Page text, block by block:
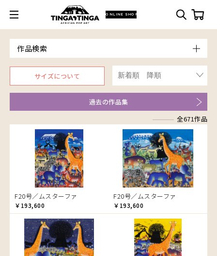
ONLINE SHOP
作品検索
Model
青空
朝焼け
家
イノシシ
イボイノシシ
イルカ
インパラ
うさぎ
お祭り
音楽
カエル
かくれんぼ
～￥10,000
￥30,001～40,000
￥40,001～60,000
￥60,001～80,000
￥80,001～100,000
￥100,001～
Artist
ア行
アウスィー
アキリ
アグネス
アジャバ
アダム
アダムス
アパイ
アバス
アブー
アブダラ
カケパ
カッシム
ガヨ
カンビリ
ゴッドフレイ
コルンバ
サイディ
ザチ
サビティ
サランゲ
サンデイ
サンデイビッタ
シャハ
シャバーニ
チャド
チャリンダ
チワヤ
ドゥケ
ドサ
ナココ
ハッサーニ
ベッカー
ブッシーリ
マ行
マウラーナ
マトゥカ
マジドゥ
マブサ
ヤ行
ヤッスィーニ（ヤッスィン）
ヤフィドゥ
ラ行
ラシッド.ムズグノ
ラシディ
Size
F3号
F4号
F8号
F12号
F20号
規格外S
規格外M
規格外L
Frame
木枠張り／パネル
アートフレーム
サイズについて
過去の作品集
全671作品
F20号／ムスターファ
￥193,600
F20号／ムスターファ
￥193,600